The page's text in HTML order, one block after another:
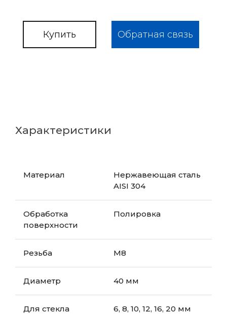
Купить Обратная связь
Характеристики
Материал
Нержавеющая сталь
AISI 304
Обработка
поверхности
Полировка
Резьба М8
Диаметр 40 мм
Для стекла 6, 8, 10, 12, 16, 20 мм